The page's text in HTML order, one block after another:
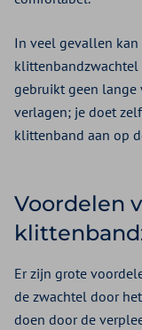
In veel gevallen kan
klittenbandzwachtel
gebruikt geen lange
verlagen; je doet
klittenband aan op
Voordelen
Er zijn grote
de zwachtel door
doen door de